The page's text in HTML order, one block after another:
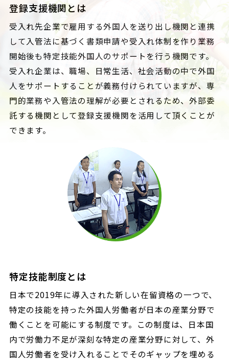
登録支援機関とは
受入れ先企業で雇用する外国人を送り出し機関と連携
して入管法に基づく書類申請や受入れ体制を作り業務
開始後も特定技能外国人のサポートを行う機関です。
受入れ企業は、職場、日常生活、社会活動の中で外国
人をサポートすることが義務付けられていますが、専
門的業務や入管法の理解が必要とされるため、外部委
託する機関として登録支援機関を活用して頂くことが
できます。
特定技能制度とは
日本で2019年に導入された新しい在留資格の一つで、
特定の技能を持った外国人労働者が日本の産業分野で
働くことを可能にする制度です。この制度は、日本国
内で労働力不足が深刻な特定の産業分野に対して、外
国人労働者を受け入れることでそのギャップを埋める